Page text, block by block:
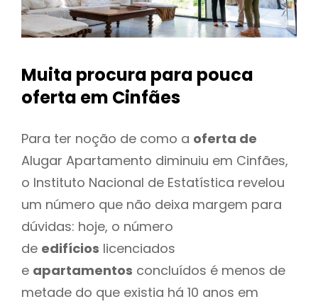
Muita procura para pouca
oferta em Cinfães
Para ter noção de como a oferta de
Alugar Apartamento diminuiu em Cinfães,
o Instituto Nacional de Estatística revelou
um número que não deixa margem para
dúvidas: hoje, o número
de edifícios licenciados
e apartamentos concluídos é menos de
metade do que existia há 10 anos em